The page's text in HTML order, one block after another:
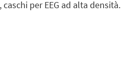
per EEG ad alta densità.